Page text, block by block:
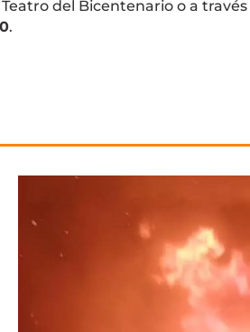
del Bicentenario o a través
.